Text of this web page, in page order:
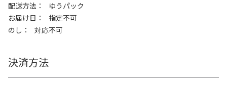
配送方法
ゆうパック
お届け日
指定不可
のし
対応不可
決済方法